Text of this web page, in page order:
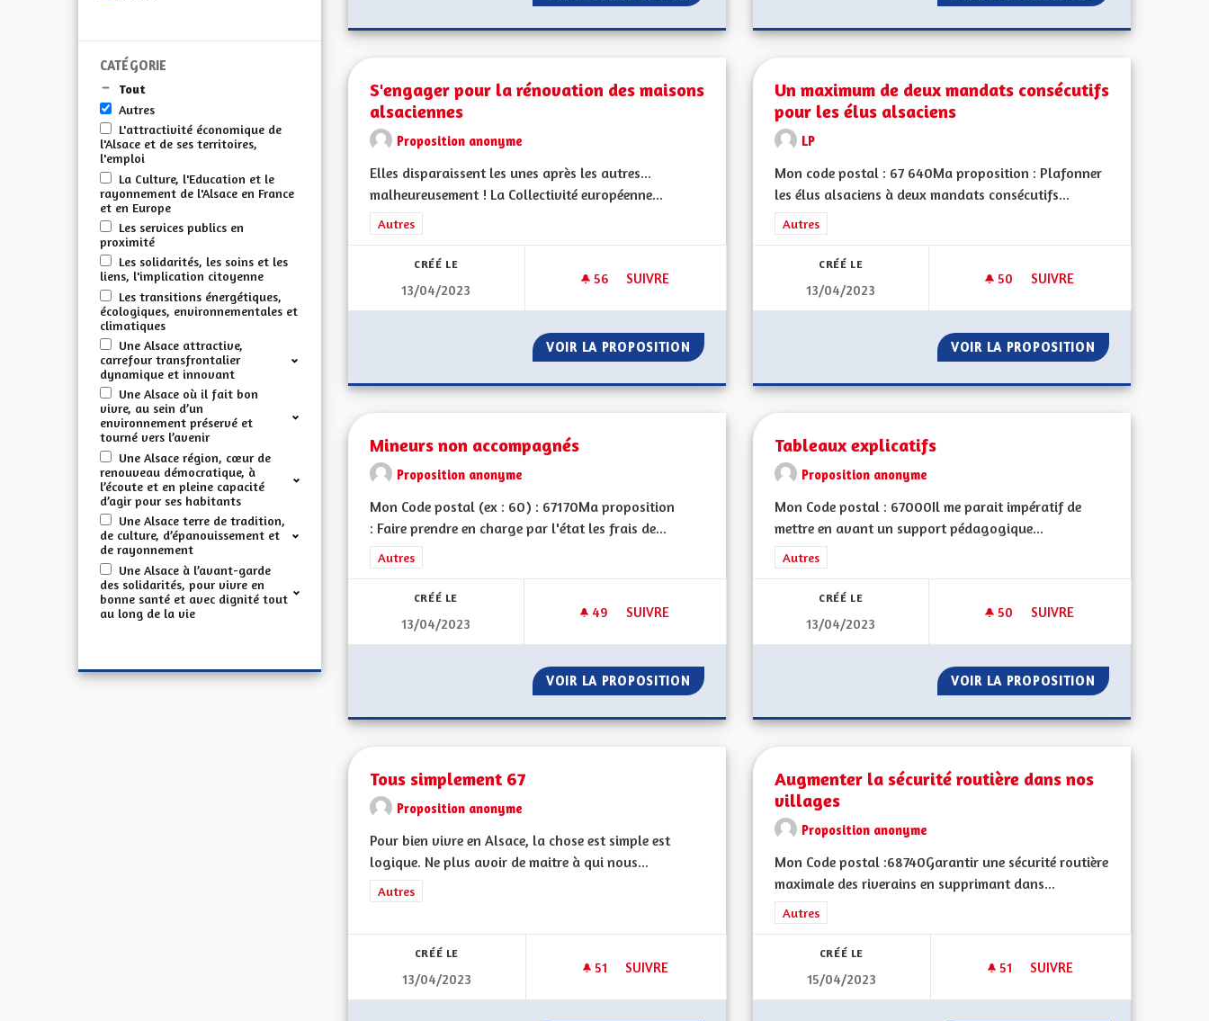
CATÉGORIE
Tout
Autres
L'attractivité économique de
l'Alsace et de ses territoires,
l'emploi
La Culture, l'Education et le
rayonnement de l'Alsace en France
et en Europe
Les services publics en
proximité
Les solidarités, les soins et les
liens, l'implication citoyenne
Les transitions énergétiques,
écologiques, environnementales et
climatiques
Une Alsace attractive,
carrefour transfrontalier
dynamique et innovant
Une Alsace où il fait bon
vivre, au sein d’un
environnement préservé et
tourné vers l’avenir
Une Alsace région, cœur de
renouveau démocratique, à
l’écoute et en pleine capacité
d’agir pour ses habitants
Une Alsace terre de tradition,
de culture, d’épanouissement et
de rayonnement
Une Alsace à l’avant-garde
des solidarités, pour vivre en
bonne santé et avec dignité tout
au long de la vie
S'engager pour la rénovation des maisons
alsaciennes
Proposition anonyme
Elles disparaissent les unes après les autres...
malheureusement ! La Collectivité européenne...
Filtrer les résultats de la catégorie : Autres
Autres
CRÉÉ LE
13/04/2023
56 56 ABONNÉS
SUIVRE
S'ENGAGER POUR LA RÉNOVATION DES MAISONS ALSACIENNES
VOIR LA PROPOSITION S'ENGAGER POUR LA RÉNOVATION DES MAISONS ALSACIENNES
Un maximum de deux mandats consécutifs
pour les élus alsaciens
LP
Mon code postal : 67 640Ma proposition : Plafonner
les élus alsaciens à deux mandats consécutifs...
Filtrer les résultats de la catégorie : Autres
Autres
CRÉÉ LE
13/04/2023
50 50 ABONNÉS
SUIVRE
VOIR LA PROPOSITION UN MAXIMUM
Mineurs non accompagnés
Proposition anonyme
Mon Code postal (ex : 60) : 67170Ma proposition
: Faire prendre en charge par l'état les frais de...
Filtrer les résultats de la catégorie : Autres
Autres
CRÉÉ LE
13/04/2023
49 49 ABONNÉS
SUIVRE
VOIR LA PROPOSITION MINEURS NON ACCOMPAGNÉS
Tableaux explicatifs
Proposition anonyme
Mon Code postal : 67000Il me parait impératif de
mettre en avant un support pédagogique...
Filtrer les résultats de la catégorie : Autres
Autres
CRÉÉ LE
13/04/2023
50 50 ABONNÉS
SUIVRE
VOIR LA PROPOSITION TABLEAUX
Tous simplement 67
Proposition anonyme
Pour bien vivre en Alsace, la chose est simple est
logique. Ne plus avoir de maitre à qui nous...
Filtrer les résultats de la catégorie : Autres
Autres
CRÉÉ LE
13/04/2023
51 51 ABONNÉS
SUIVRE
Augmenter la sécurité routière dans nos
villages
Proposition anonyme
Mon Code postal :68740Garantir une sécurité routière
maximale des riverains en supprimant dans...
Filtrer les résultats de la catégorie : Autres
Autres
CRÉÉ LE
15/04/2023
51 51 ABONNÉS
SUIVRE